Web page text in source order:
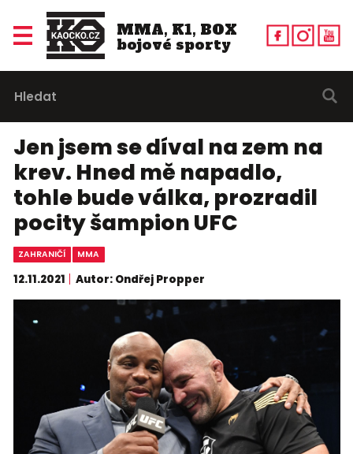
MMA, K1, BOX
bojové sporty
Jen jsem se díval na zem na
krev. Hned mě napadlo,
tohle bude válka, prozradil
pocity šampion UFC
ZAHRANIČÍ MMA
12.11.2021 Autor: Ondřej Propper